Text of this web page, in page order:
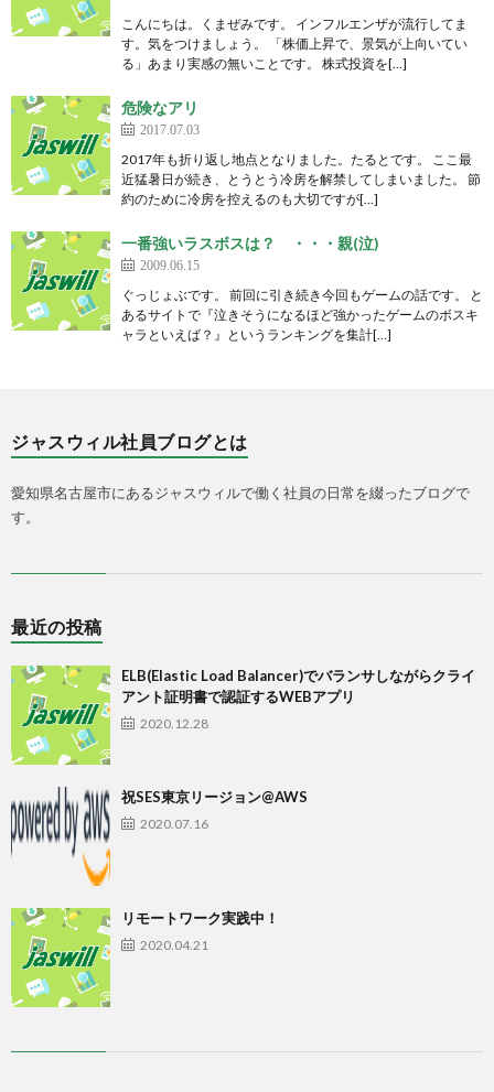
こんにちは。くまぜみです。 インフルエンザが流行してま
す。気をつけましょう。 「株価上昇で、景気が上向いてい
る」あまり実感の無いことです。 株式投資を[…]
危険なアリ
2017.07.03
2017年も折り返し地点となりました。たるとです。 ここ最
近猛暑日が続き、とうとう冷房を解禁してしまいました。 節
約のために冷房を控えるのも大切ですが[…]
一番強いラスボスは？ ・・・親(泣)
2009.06.15
ぐっじょぶです。 前回に引き続き今回もゲームの話です。 と
あるサイトで『泣きそうになるほど強かったゲームのボスキ
ャラといえば？』というランキングを集計[…]
ジャスウィル社員ブログとは
愛知県名古屋市にあるジャスウィルで働く社員の日常を綴ったブログで
す。
最近の投稿
ELB(Elastic Load Balancer)でバランサしながらクライ
アント証明書で認証するWEBアプリ
2020.12.28
祝SES東京リージョン@AWS
2020.07.16
リモートワーク実践中！
2020.04.21